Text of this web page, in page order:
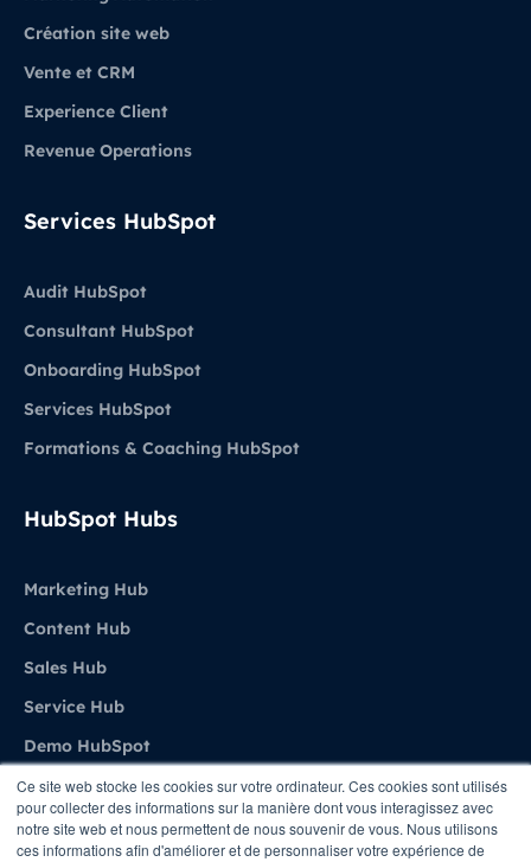
Ce site web stocke les cookies sur votre ordinateur. Ces cookies sont utilisés
pour collecter des informations sur la manière dont vous interagissez avec
notre site web et nous permettent de nous souvenir de vous. Nous utilisons
ces informations afin d'améliorer et de personnaliser votre expérience de
Création site web
Vente et CRM
Experience Client
Revenue Operations
Services HubSpot
Audit HubSpot
Consultant HubSpot
Onboarding HubSpot
Services HubSpot
Formations & Coaching HubSpot
HubSpot Hubs
Marketing Hub
Content Hub
Sales Hub
Service Hub
Demo HubSpot
Agence